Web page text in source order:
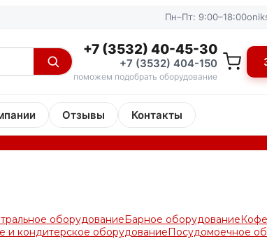
Пн–Пт: 9:00–18:00
+7 (3532) 40-45-30
+7 (3532) 404-150
поможем подобрать оборудование
Отзывы Контакты
оборудованиеБарное оборудование
и кондитерское оборудованиеПосудомоечное